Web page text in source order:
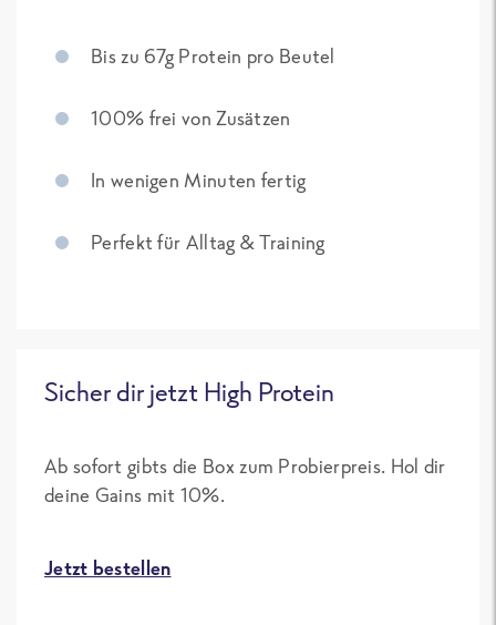
Bis zu 67g Protein pro Beutel
100% frei von Zusätzen
In wenigen Minuten fertig
Perfekt für Alltag & Training
Sicher dir jetzt High Protein
Ab sofort gibts die Box zum Probierpreis. Hol dir
deine Gains mit 10%.
Jetzt bestellen